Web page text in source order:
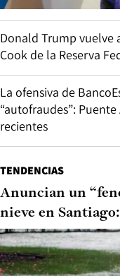
Donald Trump vuelve
Cook de la Reserva
La ofensiva de
“autofraudes”:
recientes
TENDENCIAS
Anuncian un
nieve en